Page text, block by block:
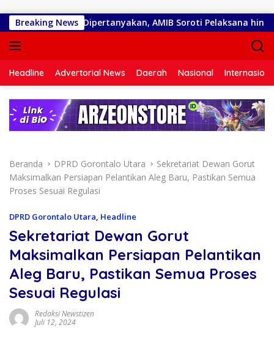
Breaking News
Ilotunggula Dipertanyakan, AMIB Soroti Pelaksana hingga
Headline Advertorial News Daerah Nasional
Beranda DPRD Gorontalo Utara
Sekretariat Dewan Gorut
Maksimalkan Persiapan Pelantikan Aleg Baru, Pastikan Semua
Proses Sesuai Regulasi
DPRD Gorontalo Utara, Headline
Sekretariat Dewan Gorut
Maksimalkan Persiapan Pelantikan
Aleg Baru, Pastikan Semua Proses
Sesuai Regulasi
Redaksi Newstizen
Juli 12, 2024